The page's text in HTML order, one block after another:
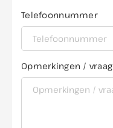
Telefoonnummer
Opmerkingen / vraag